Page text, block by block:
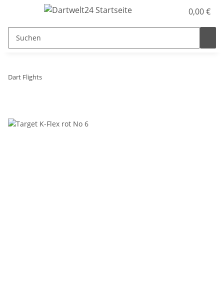
0,00 €
Dart Flights